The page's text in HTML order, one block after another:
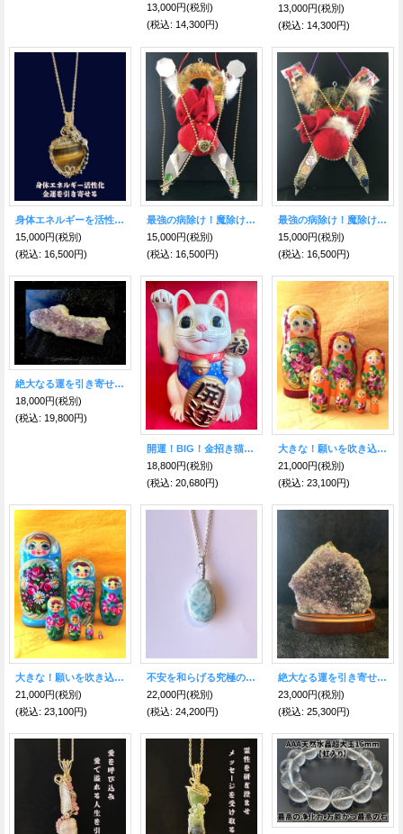
13,000円(税別)
(税込: 14,300円)
13,000円(税別)
(税込: 14,300円)
身体エネルギーを活性化！障害を取り除き、金運を引き寄せる！〜 タイガーアイ&ブラックスピネルA〜世界に一つだけのスピリチュアルジュエリー〜
15,000円(税別)
(税込: 16,500円)
最強の病除け！魔除けのエラドゥーラ(馬蹄)クロスナイフY 壁掛け
15,000円(税別)
(税込: 16,500円)
最強の病除け！魔除けのエラドゥーラ(馬蹄)クロスナイフG 壁掛け
15,000円(税別)
(税込: 16,500円)
絶大なる運を引き寄せるパワー！アメジスト原石 ブラジル産
18,000円(税別)
(税込: 19,800円)
開運！BIG！金招き猫 置物 〜右手で金運を招く〜
18,800円(税別)
(税込: 20,680円)
大きな！願いを吹き込む♪繁栄のマトリョーシカ 7体 花オレンジ
21,000円(税別)
(税込: 23,100円)
大きな！願いを吹き込む♪繁栄のマトリョーシカ 7体 花みずいろ
21,000円(税別)
(税込: 23,100円)
不安を和らげる究極のヒーリングストーン☆ラリマーネックレスB
22,000円(税別)
(税込: 24,200円)
絶大なる運を引き寄せるパワー！アメジスト原石・台付き ウルグアイ産
23,000円(税別)
(税込: 25,300円)